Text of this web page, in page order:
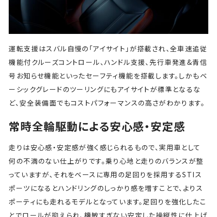
運転支援はスバル自慢の「アイサイト」が搭載され、全車速追従
機能付クルーズコントロール、ハンドル支援、先行車発進&青信
号お知らせ機能といったセーフティ機能を搭載します。しかもベ
ーシックグレードのツーリングにもアイサイトが標準となるな
ど、安全装備面でもコストパフォーマンスの高さがわかります。
常時全輪駆動による安心感・安定感
走りは安心感・安定感が強く感じられるもので、実用車として
何の不満のない仕上がりです。乗り心地と走りのバランスが整
っていますが、それをベースに専用の足回りを採用するSTIス
ポーツになるとハンドリングのしっかり感を増すことで、よりス
ポーティにも走れるモデルとなっています。足回りを強化したこ
とでロールが抑えられ、機敏すぎない安定した操縦性に仕上げ